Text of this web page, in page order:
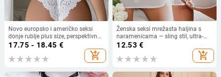
Novo europsko i američko seksi
donje rublje plus size, perspektivno
seksi čipkasto otvoreno međunožje
s mašnom, spojeno donje rublje
17.75 - 18.45 €
add_shopping_cart
Ženska seksi mrežasta haljina s
naramenicama — sling stil, ultra-
tanki poliester, 90–95% glavnog
12.53 €
add_shopping_cart